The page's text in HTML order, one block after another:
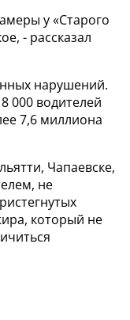
у «Старого
- рассказал
нарушений.
000 водителей
7,6 миллиона
Чапаевске,
не
который не